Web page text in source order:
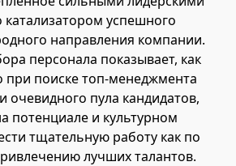
катализатором успешного
направления компании.
персонала показывает, как
при поиске топ-менеджмента
очевидного пула кандидатов,
потенциале и культурном
тщательную работу как по
лучших талантов.